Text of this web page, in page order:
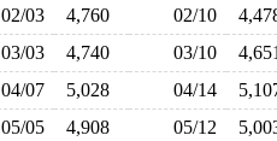
02/03 4,760 02/10
03/03 4,740 03/10
04/07 5,028 04/14
05/05 4,908 05/12